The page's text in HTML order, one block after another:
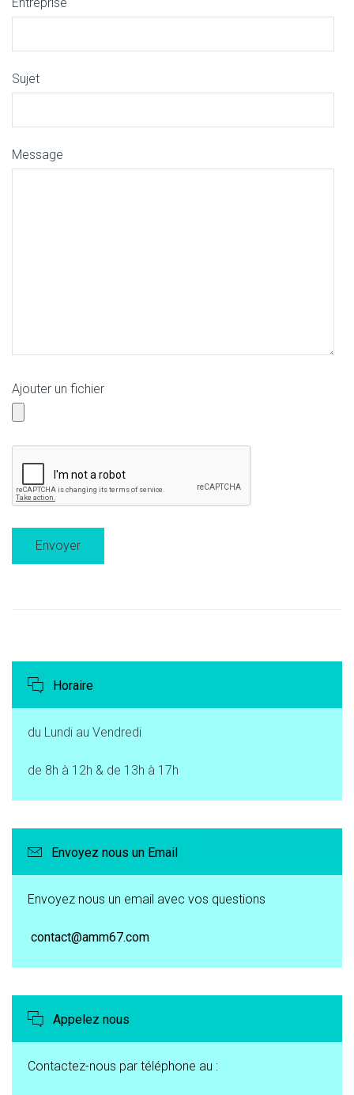
Sujet
Message
Ajouter un fichier
Horaire
du Lundi au Vendredi
de 8h à 12h & de 13h à 17h
Envoyez nous un Email
Envoyez nous un email avec vos questions
contact@amm67.com
Appelez nous
Contactez-nous par téléphone au :